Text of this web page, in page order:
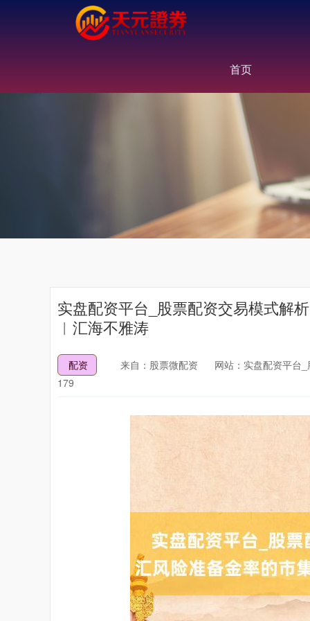
首页
实盘配资平台_股票配资交易模式解
︱汇海不雅涛
配资 来自：股票微配资
网站：实盘配资平台
179